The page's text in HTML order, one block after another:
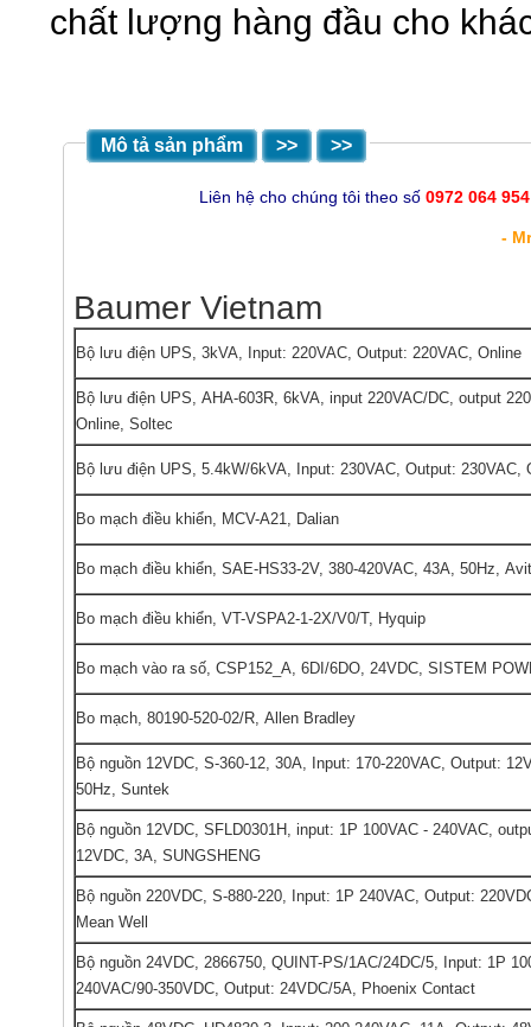
chất lượng hàng đầu cho
Mô tả sản phẩm >> >>
Liên hệ cho chúng tôi theo số 0972 064
-
Baumer Vietnam
Bộ lưu điện UPS, 3kVA, Input: 220VAC, Output: 220VAC, Online
Bộ lưu điện UPS, AHA-603R, 6kVA, input 220VAC/DC, output
Online, Soltec
Bộ lưu điện UPS, 5.4kW/6kVA, Input: 230VAC, Output: 230VAC,
Bo mạch điều khiển, MCV-A21, Dalian
Bo mạch điều khiển, SAE-HS33-2V, 380-420VAC, 43A, 50Hz,
Bo mạch điều khiển, VT-VSPA2-1-2X/V0/T, Hyquip
Bo mạch vào ra số, CSP152_A, 6DI/6DO, 24VDC, SISTEM
Bo mạch, 80190-520-02/R, Allen Bradley
Bộ nguồn 12VDC, S-360-12, 30A, Input: 170-220VAC, Output:
50Hz, Suntek
Bộ nguồn 12VDC, SFLD0301H, input: 1P 100VAC - 240VAC,
12VDC, 3A, SUNGSHENG
Bộ nguồn 220VDC, S-880-220, Input: 1P 240VAC, Output:
Mean Well
Bộ nguồn 24VDC, 2866750, QUINT-PS/1AC/24DC/5, Input: 1P
240VAC/90-350VDC, Output: 24VDC/5A, Phoenix Contact